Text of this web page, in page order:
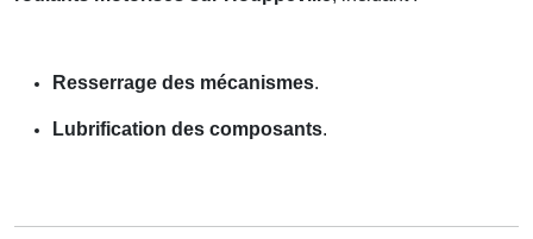
Resserrage des mécanismes.
Lubrification des composants.